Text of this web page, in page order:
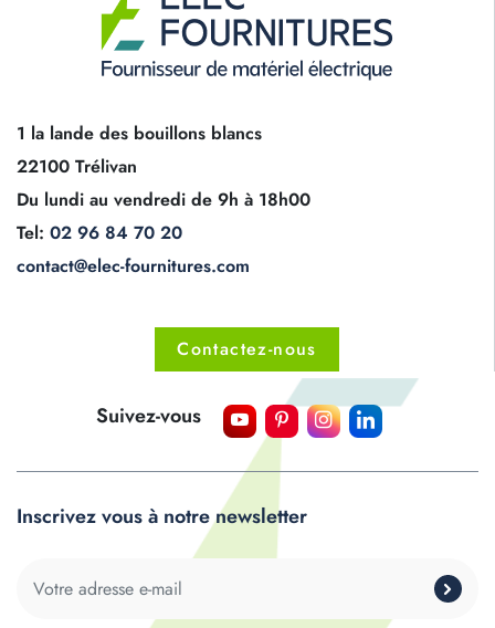
1 la lande des bouillons blancs
22100 Trélivan
Du lundi au vendredi de 9h à 18h00
Tel: 02 96 84 70 20
contact@elec-fournitures.com
Contactez-nous
Suivez-vous
Inscrivez vous à notre newsletter